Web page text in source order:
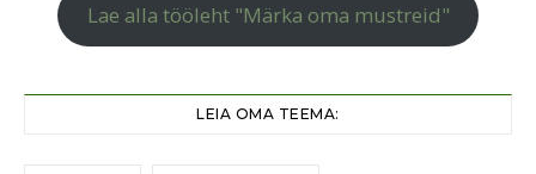
Lae alla tööleht "Märka oma mustreid"
LEIA OMA TEEMA: